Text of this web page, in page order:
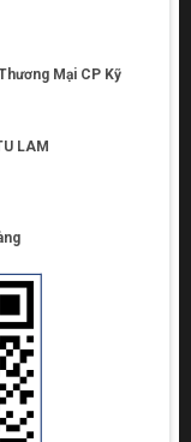
Mại CP Kỹ
LAM